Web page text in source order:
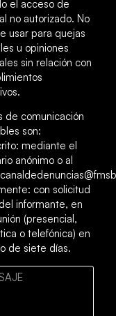
el acceso de
no autorizado. No
usar para quejas
u opiniones
sin relación con
de comunicación
son:
mediante el
anónimo o al
con solicitud
informante, en
(presencial,
o telefónica) en
de siete días.